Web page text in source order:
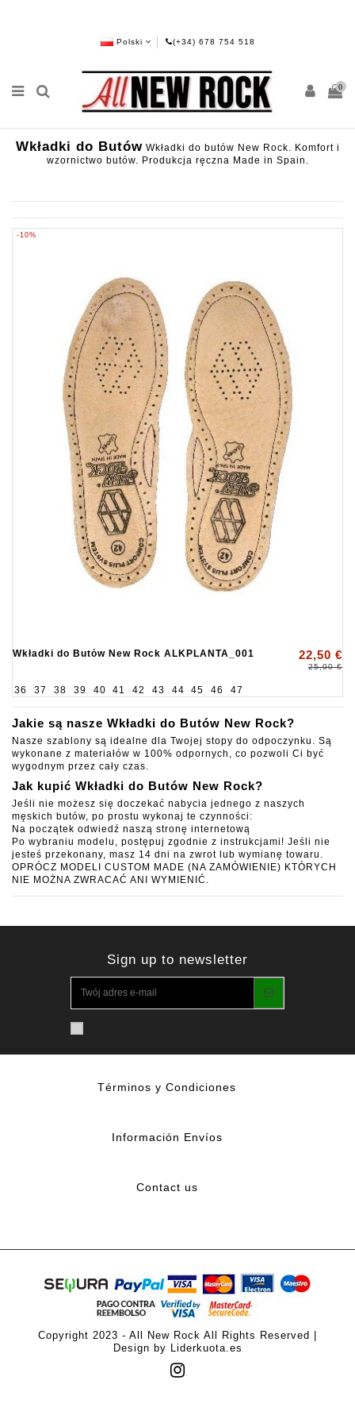
Polski (+34) 678 754 518
0
Wkładki do ButówWkładki do butów New Rock. Komfort i
wzornictwo butów. Produkcja ręczna Made in Spain.
-10%
Wkładki do Butów New Rock ALKPLANTA_001 22,50 €
25,00 €
36 37 38 39 40 41 42 43 44 45 46 47
Jakie są nasze Wkładki do Butów New Rock?
Nasze szablony są idealne dla Twojej stopy do odpoczynku. Są
wykonane z materiałów w 100% odpornych, co pozwoli Ci być
wygodnym przez cały czas.
Jak kupić Wkładki do Butów New Rock?
Jeśli nie możesz się doczekać nabycia jednego z naszych
męskich butów, po prostu wykonaj te czynności:
Na początek odwiedź naszą stronę internetową
Po wybraniu modelu, postępuj zgodnie z instrukcjami! Jeśli nie
jesteś przekonany, masz 14 dni na zwrot lub wymianę towaru.
OPRÓCZ MODELI CUSTOM MADE (NA ZAMÓWIENIE) KTÓRYCH
NIE MOŻNA ZWRACAĆ ANI WYMIENIĆ.
Sign up to newsletter
Términos y Condiciones
Información Envíos
Contact us
Copyright 2023 - All New Rock All Rights Reserved |
Design by Liderkuota.es